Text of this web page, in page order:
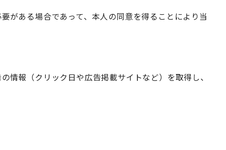
がある場合であって、本人の同意を得ることにより当
報（クリック日や広告掲載サイトなど）を取得し、